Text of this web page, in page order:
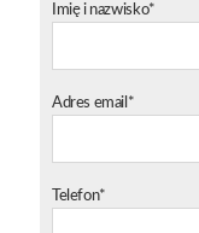
Imię i nazwisko*
Adres email*
Telefon*